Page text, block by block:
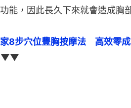
能，因此長久下來就會造成胸
8步穴位豐胸按摩法　高效零
▼▼▼